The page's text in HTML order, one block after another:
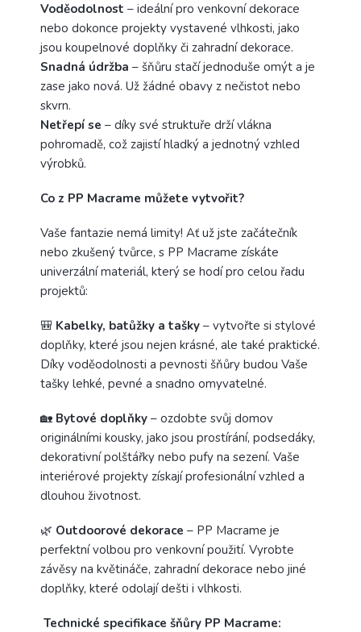
Voděodolnost – ideální pro venkovní dekorace
nebo dokonce projekty vystavené vlhkosti, jako
jsou koupelnové doplňky či zahradní dekorace.
Snadná údržba – šňůru stačí jednoduše omýt a je
zase jako nová. Už žádné obavy z nečistot nebo
skvrn.
Netřepí se – díky své struktuře drží vlákna
pohromadě, což zajistí hladký a jednotný vzhled
výrobků.
Co z PP Macrame můžete vytvořit?
Vaše fantazie nemá limity! Ať už jste začátečník
nebo zkušený tvůrce, s PP Macrame získáte
univerzální materiál, který se hodí pro celou řadu
projektů:
🎒 Kabelky, batůžky a tašky – vytvořte si stylové
doplňky, které jsou nejen krásné, ale také praktické.
Díky voděodolnosti a pevnosti šňůry budou Vaše
tašky lehké, pevné a snadno omyvatelné.
🏡 Bytové doplňky – ozdobte svůj domov
originálními kousky, jako jsou prostírání, podsedáky,
dekorativní polštářky nebo pufy na sezení. Vaše
interiérové projekty získají profesionální vzhled a
dlouhou životnost.
🌿 Outdoorové dekorace – PP Macrame je
perfektní volbou pro venkovní použití. Vyrobte
závěsy na květináče, zahradní dekorace nebo jiné
doplňky, které odolají dešti i vlhkosti.
Technické specifikace šňůry PP Macrame: